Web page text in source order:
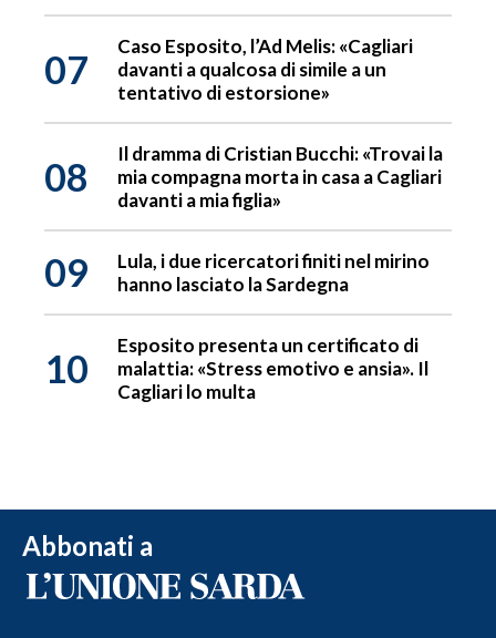
07
Caso Esposito, l’Ad Melis: «Cagliari
davanti a qualcosa di simile a un
tentativo di estorsione»
08
Il dramma di Cristian Bucchi: «Trovai la
mia compagna morta in casa a Cagliari
davanti a mia figlia»
09
Lula, i due ricercatori finiti nel mirino
hanno lasciato la Sardegna
10
Esposito presenta un certificato di
malattia: «Stress emotivo e ansia». Il
Cagliari lo multa
Abbonati a